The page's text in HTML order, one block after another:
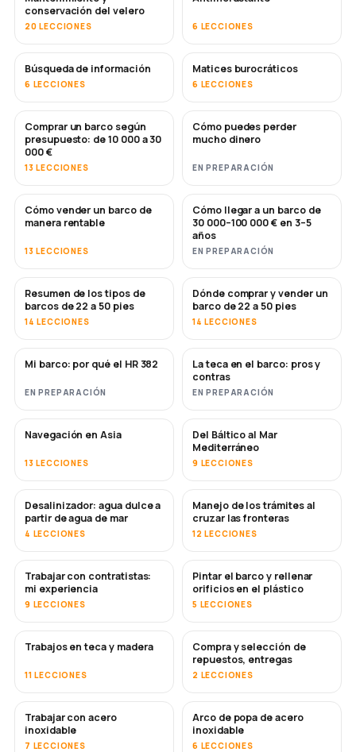
conservación del velero
20 LECCIONES 6 LECCIONES
Búsqueda de información
6 LECCIONES
Matices burocráticos
6 LECCIONES
PRONTO
Comprar un barco según
presupuesto: de 10 000 a 30
000 €
13 LECCIONES
PRONTO
Cómo puedes perder
mucho dinero
EN PREPARACIÓN
NUEVO
Cómo vender un barco de
manera rentable
13 LECCIONES
NUEVO
Cómo llegar a un barco de
30 000–100 000 € en 3–5
años
EN PREPARACIÓN
PRONTO
Resumen de los tipos de
barcos de 22 a 50 pies
14 LECCIONES
PRONTO
Dónde comprar y vender un
barco de 22 a 50 pies
14 LECCIONES
PRONTO
Mi barco: por qué el HR 382
EN PREPARACIÓN
PRONTO
La teca en el barco: pros y
contras
EN PREPARACIÓN
PRONTO
Navegación en Asia
13 LECCIONES
PRONTO
Del Báltico al Mar
Mediterráneo
9 LECCIONES
PRONTO
Desalinizador: agua dulce a
partir de agua de mar
4 LECCIONES
Manejo de los trámites al
cruzar las fronteras
12 LECCIONES
PRONTO
Trabajar con contratistas:
mi experiencia
9 LECCIONES
PRONTO
Pintar el barco y rellenar
orificios en el plástico
5 LECCIONES
Trabajos en teca y madera
11 LECCIONES
PRONTO
Compra y selección de
repuestos, entregas
2 LECCIONES
PRONTO
Trabajar con acero
inoxidable
7 LECCIONES
Arco de popa de acero
inoxidable
6 LECCIONES